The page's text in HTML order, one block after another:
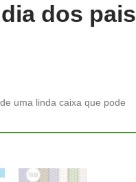
dos pais
uma linda caixa que pode